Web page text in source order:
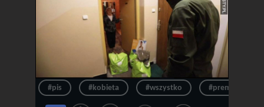
#pis #kobieta #wszystko #premier